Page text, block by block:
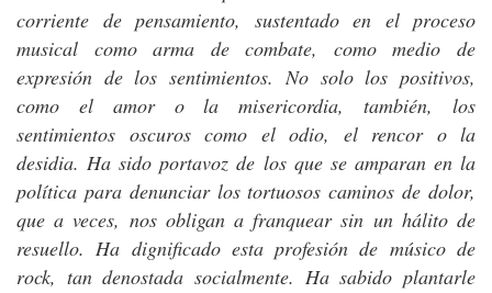
corriente de pensamiento, sustentado en el proceso
musical como arma de combate, como medio de
expresión de los sentimientos. No solo los positivos,
como el amor o la misericordia, también, los
sentimientos oscuros como el odio, el rencor o la
desidia. Ha sido portavoz de los que se amparan en la
política para denunciar los tortuosos caminos de dolor,
que a veces, nos obligan a franquear sin un hálito de
resuello. Ha dignificado esta profesión de músico de
rock, tan denostada socialmente. Ha sabido plantarle